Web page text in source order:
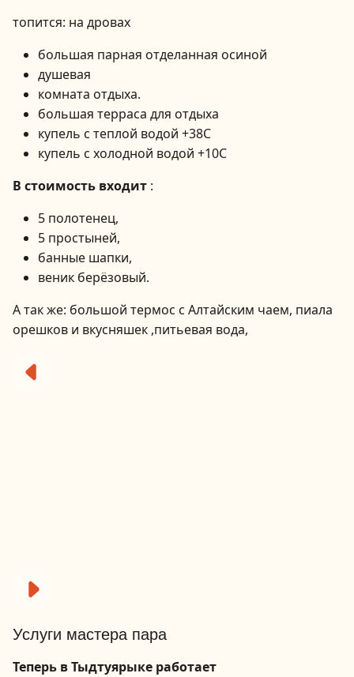
топится: на дровах
большая парная отделанная осиной
душевая
комната отдыха.
большая терраса для отдыха
купель с теплой водой +38С
купель с холодной водой +10С
В стоимость входит :
5 полотенец,
5 простыней,
банные шапки,
веник берёзовый.
А так же: большой термос с Алтайским чаем, пиала
орешков и вкусняшек ,питьевая вода,
Услуги мастера пара
Теперь в Тыдтуярыке работает